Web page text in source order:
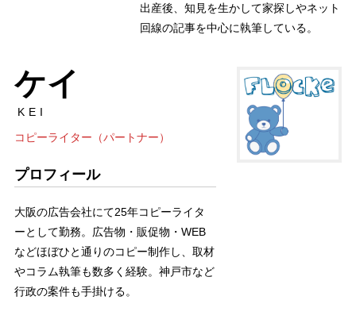
出産後、知見を生かして家探しやネット
回線の記事を中心に執筆している。
ケイ
KEI
コピーライター（パートナー）
プロフィール
大阪の広告会社にて25年コピーライタ
ーとして勤務。広告物・販促物・WEB
などほぼひと通りのコピー制作し、取材
やコラム執筆も数多く経験。神戸市など
行政の案件も手掛ける。